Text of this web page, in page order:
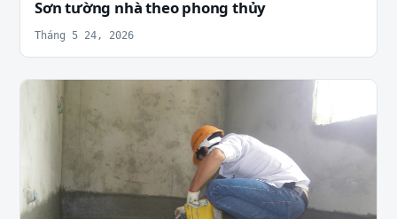
Sơn tường nhà theo phong thủy
Tháng 5 24, 2026